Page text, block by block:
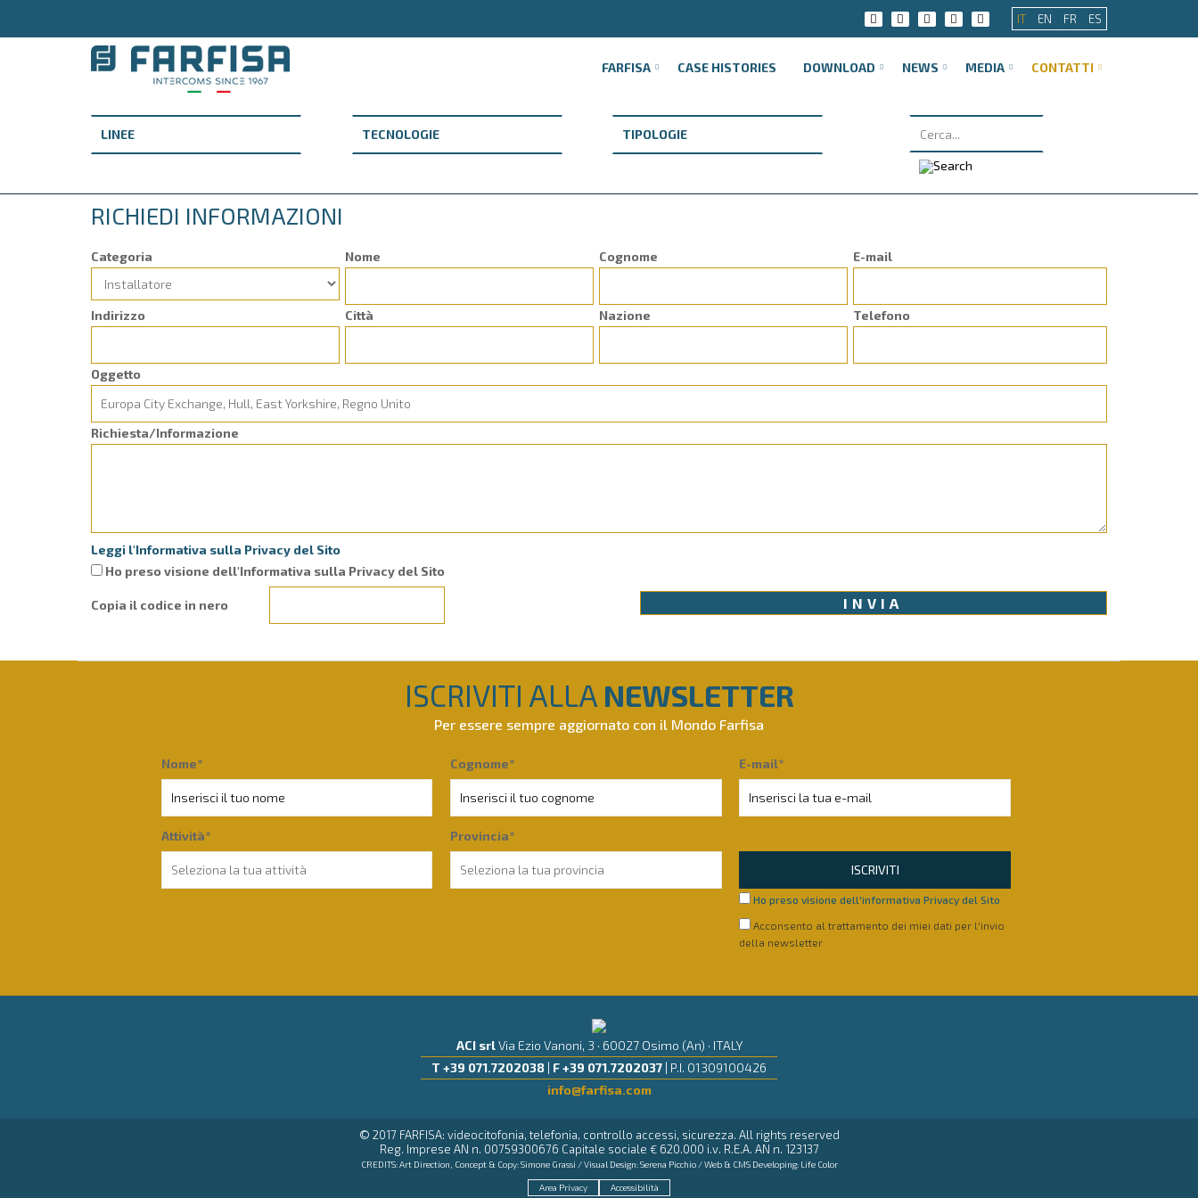
IT EN FR ES
FARFISA CASE HISTORIES DOWNLOAD NEWS MEDIA CONTATTI
RICHIEDI INFORMAZIONI
Categoria Nome Cognome E-mail
Indirizzo Città Nazione Telefono
Oggetto
Richiesta/Informazione
Leggi l'Informativa sulla Privacy del Sito
Ho preso visione dell'Informativa sulla Privacy del Sito
Copia il codice in nero
ISCRIVITI ALLA NEWSLETTER
Per essere sempre aggiornato con il Mondo Farfisa
Nome* Cognome* E-mail*
Attività* Provincia*
ISCRIVITI
Ho preso visione dell'informativa Privacy del Sito
Acconsento al trattamento dei miei dati per l'invio
della newsletter
ACI srlVia Ezio Vanoni, 3 · 60027 Osimo (An) · ITALY
T +39 071.7202038 | F +39 071.7202037 | P.I. 01309100426
info@farfisa.com
© 2017 FARFISA: videocitofonia, telefonia, controllo accessi, sicurezza. All rights reserved
Reg. Imprese AN n. 00759300676 Capitale sociale € 620.000 i.v. R.E.A. AN n. 123137
CREDITS: Art Direction, Concept & Copy:Simone Grassi / Visual Design:Serena Picchio/ Web & CMS Developing: Life Color
Area Privacy Accessibilità